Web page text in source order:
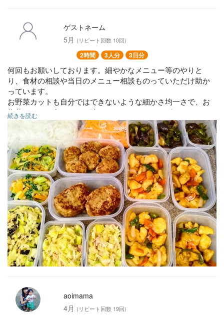
ゲストネーム
5月 (リピート回数 10回)
2時間 3人分 3日分
何回もお願いしております。細やかなメニュー等のやりと
り、食材の相談や当日のメニュー相談ものっていただけ助か
っています。
お野菜カットも自分ではできないような細かさ均一さで、お
惣菜もいつも食べやすい味つけです。ハンバーグ、つくね、
鶏胸肉のお料理など自分ではやらないひとてまふた手間で、
美味しく頂いてます。
・キャベツの海苔ツナ和え（冷蔵4日・冷凍可）…大タッパー
1つ
・キャベツのツナマヨ和え（冷蔵4日・冷凍可）…小・中タッ
パー1つずつ
・ちんげん菜とにんじんのゴマぽん酢和え（冷蔵4日）…中タ
ッパー1つ
・鶏むね肉と野菜の甘酢あんかけ炒め（冷蔵5日・冷凍可）…
大タッパー4つ
・ナスとピーマンの煮浸し（冷蔵5日・冷凍可）…小タッパー
3つ
・ハンバーグ（冷蔵3日・冷凍可）…大タッパー2つ
・玉ねぎ・にんじんカット（冷凍）
続きを読む
aoimama
4月 (リピート回数 19回)